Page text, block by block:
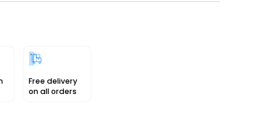
Free delivery
on all orders